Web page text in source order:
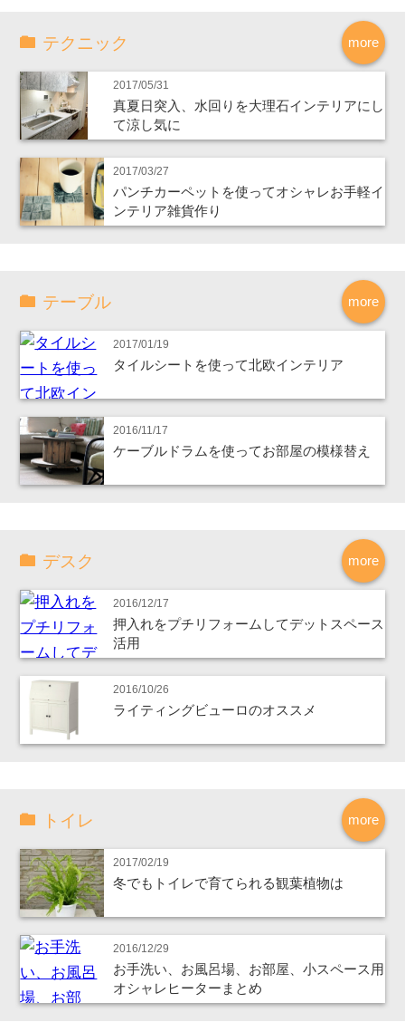
more
テクニック
2017/05/31
真夏日突入、水回りを大理石インテリアにし
て涼し気に
2017/03/27
パンチカーペットを使ってオシャレお手軽イ
ンテリア雑貨作り
more
テーブル
2017/01/19
タイルシートを使って北欧インテリア
2016/11/17
ケーブルドラムを使ってお部屋の模様替え
more
デスク
2016/12/17
押入れをプチリフォームしてデットスペース
活用
2016/10/26
ライティングビューロのオススメ
more
トイレ
2017/02/19
冬でもトイレで育てられる観葉植物は
2016/12/29
お手洗い、お風呂場、お部屋、小スペース用
オシャレヒーターまとめ